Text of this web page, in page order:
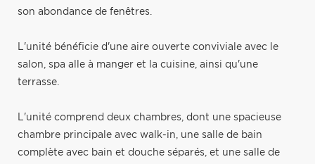
son abondance de fenêtres.
L'unité bénéficie d'une aire ouverte conviviale avec le
salon, spa alle à manger et la cuisine, ainsi qu'une
terrasse.
L'unité comprend deux chambres, dont une spacieuse
chambre principale avec walk-in, une salle de bain
complète avec bain et douche séparés, et une salle de